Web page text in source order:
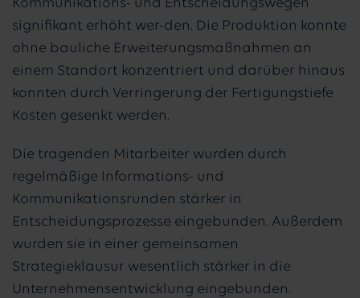
Kommunikations- und Entscheidungswegen
signifikant erhöht wer-den. Die Produktion konnte
ohne bauliche Erweiterungsmaßnahmen an
einem Standort konzentriert und darüber hinaus
konnten durch Verringerung der Fertigungstiefe
Kosten gesenkt werden.
Die tragenden Mitarbeiter wurden durch
regelmäßige Informations- und
Kommunikationsrunden stärker in
Entscheidungsprozesse eingebunden. Außerdem
wurden sie in einer gemeinsamen
Strategieklausur wesentlich stärker in die
Unternehmensentwicklung eingebunden.